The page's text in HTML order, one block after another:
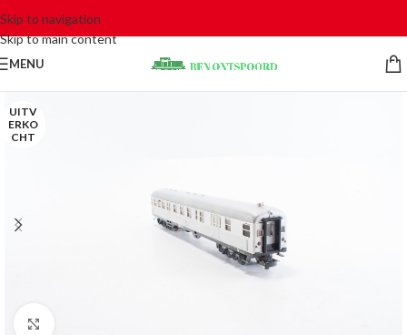
Skip to navigation
Skip to main content
MENU
UITV
ERKO
CHT